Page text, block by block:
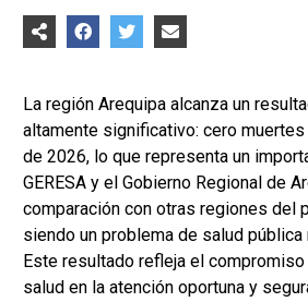
La región Arequipa alcanza un
altamente significativo: cero
de 2026, lo que representa un
GERESA y el Gobierno Regional de
comparación con otras regiones del
siendo un problema de salud pública
Este resultado refleja el
salud en la atención oportuna y